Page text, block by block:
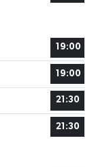
19:00
19:00
21:30
21:30